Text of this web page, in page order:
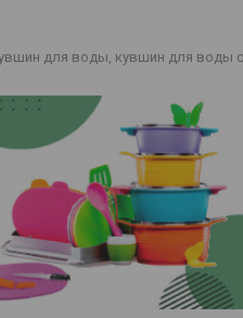
для воды, кувшин для воды